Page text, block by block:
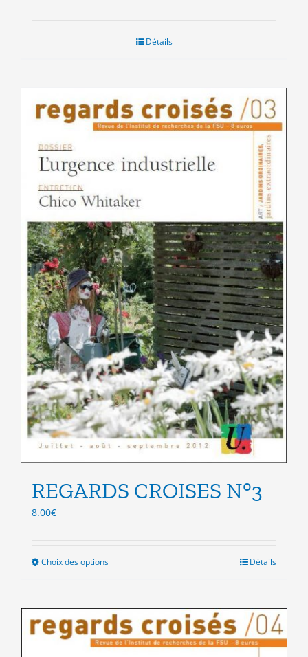
Détails
REGARDS CROISES N°3
8.00€
Choix des optionsCe
plusieurs
variations.
Les
Détails